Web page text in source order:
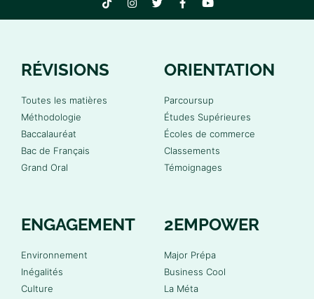
RÉVISIONS
Toutes les matières
Méthodologie
Baccalauréat
Bac de Français
Grand Oral
ORIENTATION
Parcoursup
Études Supérieures
Écoles de commerce
Classements
Témoignages
ENGAGEMENT
Environnement
Inégalités
Culture
2EMPOWER
Major Prépa
Business Cool
La Méta